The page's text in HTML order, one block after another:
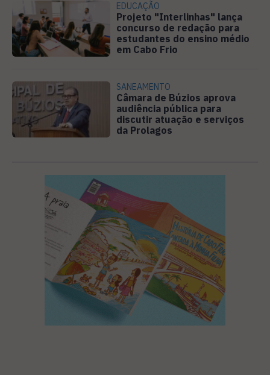
EDUCAÇÃO
Projeto "Interlinhas" lança
concurso de redação para
estudantes do ensino médio
em Cabo Frio
SANEAMENTO
Câmara de Búzios aprova
audiência pública para
discutir atuação e serviços
da Prolagos